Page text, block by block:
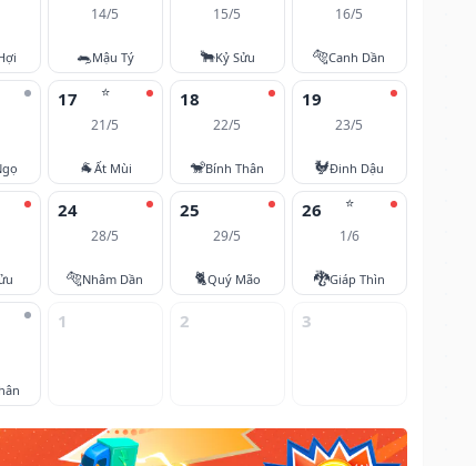
14/5
🐀Mậu Tý
15/5
🐂Kỷ Sửu
16/5
🐅Canh Dần
⭐
17
21/5
🐐Ất Mùi
18
22/5
🐒Bính Thân
19
23/5
🐓Đinh Dậu
24
28/5
🐅Nhâm Dần
25
29/5
🐈Quý Mão
⭐
26
1/6
🐉Giáp Thìn
1 2 3